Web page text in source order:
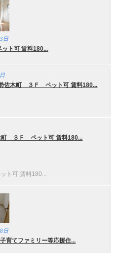
日
ト可 賃料180...
佐木町 ３Ｆ ペット可 賃料180...
町 ３Ｆ ペット可 賃料180...
ト可 賃料180...
日
育てファミリー等応援住...